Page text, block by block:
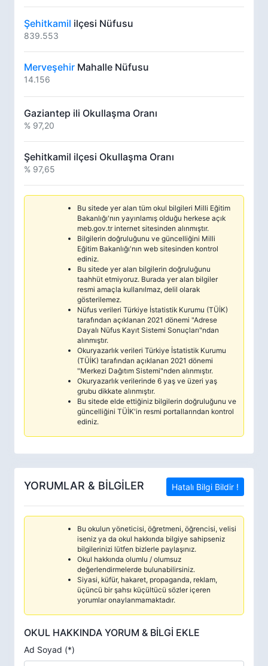
Şehitkamil ilçesi Nüfusu
839.553
Merveşehir Mahalle Nüfusu
14.156
Gaziantep ili Okullaşma Oranı
% 97,20
Şehitkamil ilçesi Okullaşma Oranı
% 97,65
Bu sitede yer alan tüm okul bilgileri Milli Eğitim
Bakanlığı'nın yayınlamış olduğu herkese açık
meb.gov.tr internet sitesinden alınmıştır.
Bilgilerin doğruluğunu ve güncelliğini Milli
Eğitim Bakanlığı'nın web sitesinden kontrol
ediniz.
Bu sitede yer alan bilgilerin doğruluğunu
taahhüt etmiyoruz. Burada yer alan bilgiler
resmi amaçla kullanılmaz, delil olarak
gösterilemez.
Nüfus verileri Türkiye İstatistik Kurumu (TÜİK)
tarafından açıklanan 2021 dönemi "Adrese
Dayalı Nüfus Kayıt Sistemi Sonuçları"ndan
alınmıştır.
Okuryazarlık verileri Türkiye İstatistik Kurumu
(TÜİK) tarafından açıklanan 2021 dönemi
"Merkezi Dağıtım Sistemi"nden alınmıştır.
Okuryazarlık verilerinde 6 yaş ve üzeri yaş
grubu dikkate alınmıştır.
Bu sitede elde ettiğiniz bilgilerin doğruluğunu ve
güncelliğini TÜİK'in resmi portallarından kontrol
ediniz.
YORUMLAR & BİLGİLER Hatalı Bilgi Bildir !
Bu okulun yöneticisi, öğretmeni, öğrencisi, velisi
iseniz ya da okul hakkında bilgiye sahipseniz
bilgilerinizi lütfen bizlerle paylaşınız.
Okul hakkında olumlu / olumsuz
değerlendirmelerde bulunabilirsiniz.
Siyasi, küfür, hakaret, propaganda, reklam,
üçüncü bir şahsı küçültücü sözler içeren
yorumlar onaylanmamaktadır.
OKUL HAKKINDA YORUM & BİLGİ EKLE
Ad Soyad (*)